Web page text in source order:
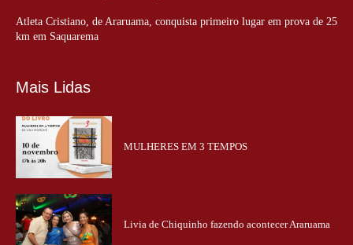
Atleta Cristiano, de Araruama, conquista primeiro lugar em prova de 25
km em Saquarema
Mais Lidas
MULHERES EM 3 TEMPOS
Livia de Chiquinho fazendo acontecer Araruama